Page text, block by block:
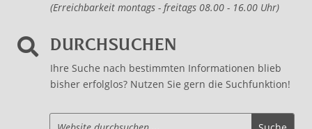
(Erreichbarkeit montags - freitags 08.00 - 16.00 Uhr)
 DURCHSUCHEN
Ihre Suche nach bestimmten Informationen blieb
bisher erfolglos? Nutzen Sie gern die Suchfunktion!